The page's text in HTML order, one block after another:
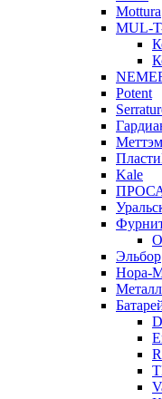
Mottura
MUL-
Potent
Kale
Эльбор
Нора-